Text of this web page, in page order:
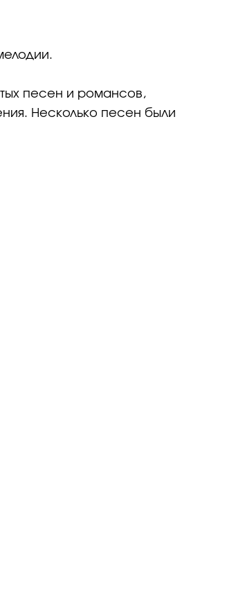
песен и романсов,
Несколько песен были